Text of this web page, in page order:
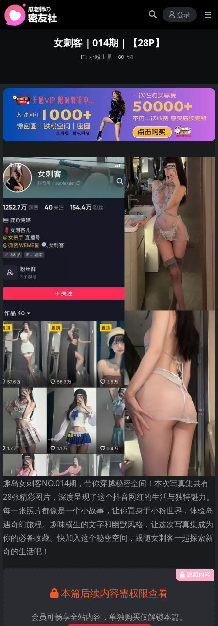
登录
女刺客｜014期｜【28P】
小粉世界 54
趣岛女刺客NO.014期，带你穿越秘密空间！本次写真集共有
28张精彩图片，深度呈现了这个抖音网红的生活与独特魅力。
每一张照片都像是一个小故事，让你置身于小粉世界，体验岛
遇奇幻旅程。趣味横生的文字和幽默风格，让这次写真集成为
你的必备收藏。快加入这个秘密空间，跟随女刺客一起探索新
奇的生活吧！
隐藏内容
本篇后续内容需权限查看
会员可畅享全站内容，单独购买仅解锁本篇。